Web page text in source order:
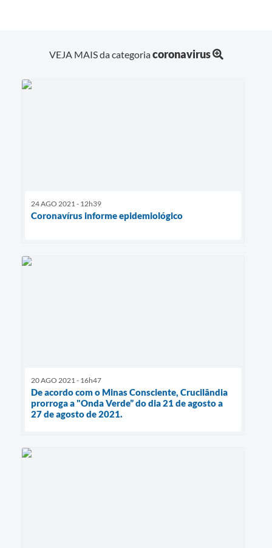
VEJA MAIS da categoriacoronavirus
24 AGO 2021 - 12h39
Coronavírus informe epidemiológico
20 AGO 2021 - 16h47
De acordo com o Minas Consciente, Crucilândia
prorroga a "Onda Verde” do dia 21 de agosto a
27 de agosto de 2021.